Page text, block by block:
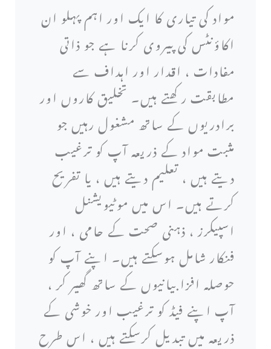
مواد کی تیاری کا ایک اور اہم پہلو ان
اکاؤنٹس کی پیروی کرنا ہے جو ذاتی
مفادات ، اقدار اور اہداف سے
مطابقت رکھتے ہیں۔ تخلیق کاروں اور
برادریوں کے ساتھ مشغول رہیں جو
مثبت مواد کے ذریعہ آپ کو ترغیب
دیتے ہیں ، تعلیم دیتے ہیں ، یا تفریح
کرتے ہیں۔ اس میں موٹیویشنل
اسپیکرز ، ذہنی صحت کے حامی ، اور
فنکار شامل ہوسکتے ہیں۔ اپنے آپ کو
حوصلہ افزا بیانیوں کے ساتھ گھیر کر ،
آپ اپنے فیڈ کو ترغیب اور خوشی کے
ذریعہ میں تبدیل کرسکتے ہیں ، اس طرح